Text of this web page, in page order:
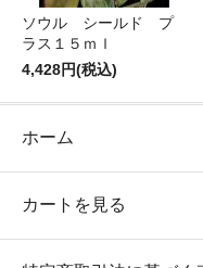
ソウル シールド プ
ラス１５ｍｌ
4,428円(税込)
ホーム
カートを見る